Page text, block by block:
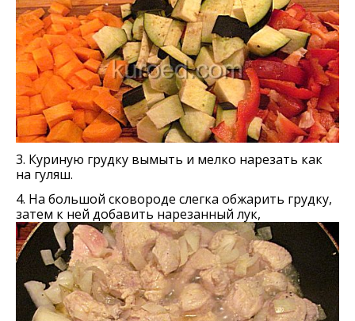
3. Куриную грудку вымыть и мелко нарезать как
на гуляш.
4. На большой сковороде слегка обжарить грудку,
затем к ней добавить нарезанный лук,